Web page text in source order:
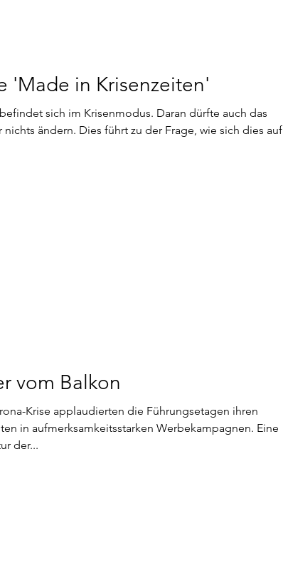
'Made in Krisenzeiten'
sich im Krisenmodus. Daran dürfte auch das
nichts ändern. Dies führt zu der Frage, wie sich dies auf
vom Balkon
Krise applaudierten die Führungsetagen ihren
in aufmerksamkeitsstarken Werbekampagnen. Eine
der...